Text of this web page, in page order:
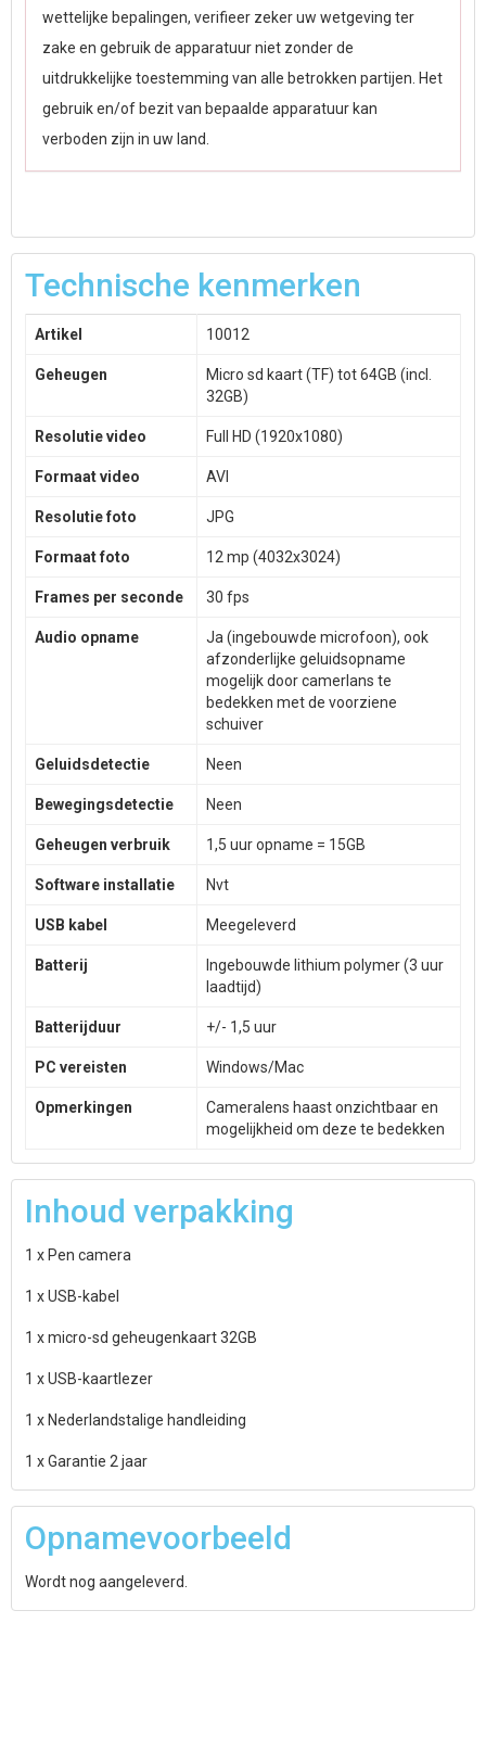
wettelijke bepalingen, verifieer zeker uw wetgeving ter
zake en gebruik de apparatuur niet zonder de
uitdrukkelijke toestemming van alle betrokken partijen. Het
gebruik en/of bezit van bepaalde apparatuur kan
verboden zijn in uw land.
Technische kenmerken
Artikel 10012
Geheugen
Micro sd kaart (TF) tot 64GB (incl.
32GB)
Resolutie video Full HD (1920x1080)
Formaat video AVI
Resolutie foto JPG
Formaat foto 12 mp (4032x3024)
Frames per seconde 30 fps
Audio opname
Ja (ingebouwde microfoon), ook
afzonderlijke geluidsopname
mogelijk door camerlans te
bedekken met de voorziene
schuiver
Geluidsdetectie Neen
Bewegingsdetectie Neen
Geheugen verbruik 1,5 uur opname = 15GB
Software installatie Nvt
USB kabel Meegeleverd
Batterij
Ingebouwde lithium polymer (3 uur
laadtijd)
Batterijduur +/- 1,5 uur
PC vereisten Windows/Mac
Opmerkingen
Cameralens haast onzichtbaar en
mogelijkheid om deze te bedekken
Inhoud verpakking
1 x Pen camera
1 x USB-kabel
1 x micro-sd geheugenkaart 32GB
1 x USB-kaartlezer
1 x Nederlandstalige handleiding
1 x Garantie 2 jaar
Opnamevoorbeeld
Wordt nog aangeleverd.